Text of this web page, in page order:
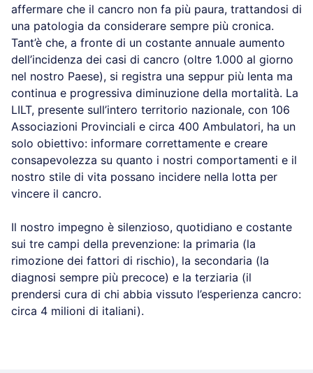
affermare che il cancro non fa più paura, trattandosi di
una patologia da considerare sempre più cronica.
Tant’è che, a fronte di un costante annuale aumento
dell’incidenza dei casi di cancro (oltre 1.000 al giorno
nel nostro Paese), si registra una seppur più lenta ma
continua e progressiva diminuzione della mortalità. La
LILT, presente sull’intero territorio nazionale, con 106
Associazioni Provinciali e circa 400 Ambulatori, ha un
solo obiettivo: informare correttamente e creare
consapevolezza su quanto i nostri comportamenti e il
nostro stile di vita possano incidere nella lotta per
vincere il cancro.
Il nostro impegno è silenzioso, quotidiano e costante
sui tre campi della prevenzione: la primaria (la
rimozione dei fattori di rischio), la secondaria (la
diagnosi sempre più precoce) e la terziaria (il
prendersi cura di chi abbia vissuto l’esperienza cancro:
circa 4 milioni di italiani).